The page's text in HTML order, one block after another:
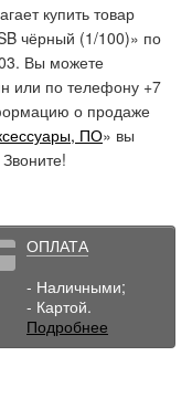
купить товар
чёрный (1/100)» по
Вы можете
или по телефону +7
о продаже
ПО» вы
ОПЛАТА
- Наличными;
- Картой.
Подробнее